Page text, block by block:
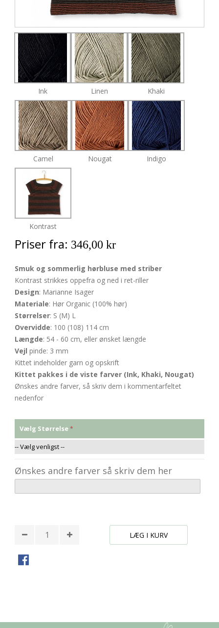
Ink Linen Khaki
Camel Nougat Indigo
Kontrast
Priser fra: 346,00 kr
Smuk og sommerlig hørbluse med striber
Kontrast strikkes oppefra og ned i ret-riller
Design: Marianne Isager
Materiale: Hør Organic (100% hør)
Størrelser: S (M) L
Overvidde: 100 (108) 114 cm
Længde: 54 - 60 cm, eller ønsket længde
Vejl pinde: 3 mm
Kittet indeholder garn og opskrift
Kittet pakkes i de viste farver (Ink, Khaki, Nougat)
Ønskes andre farver, så skriv dem i kommentarfeltet
nedenfor
Vælg Størrelse
Ønskes andre farver så skriv dem her
LÆG I KURV